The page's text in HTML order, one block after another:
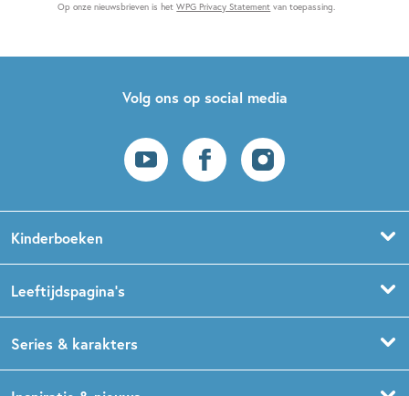
Op onze nieuwsbrieven is hetWPG Privacy Statement van toepassing.
Volg ons op social media
Kinderboeken
Prentenboeken
Leeftijdspagina’s
Boekentips 1,5 - 3 jaar
Series & karakters